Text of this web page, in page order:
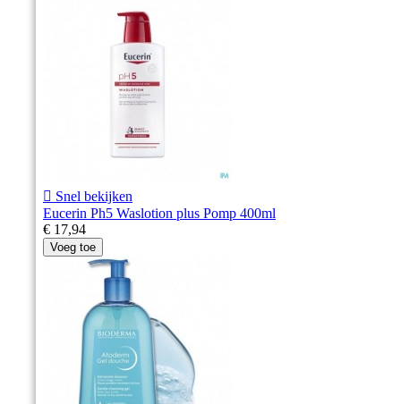
 Snel bekijken
Eucerin Ph5 Waslotion plus Pomp 400ml
€ 17,94
Voeg toe